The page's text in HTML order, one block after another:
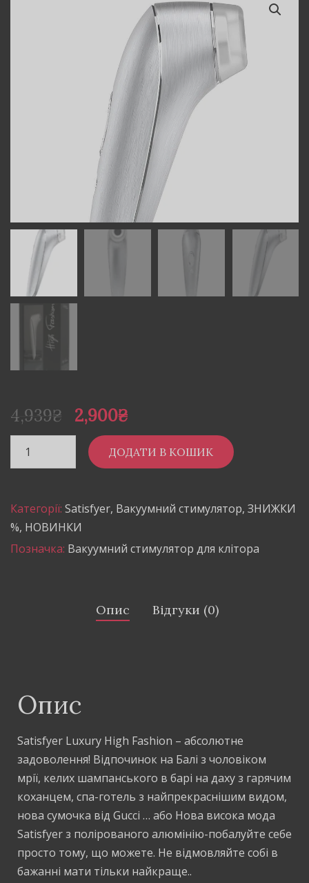
4,939₴ 2,900₴
ДОДАТИ В КОШИК
Категорії: Satisfyer, Вакуумний стимулятор, ЗНИЖКИ
%, НОВИНКИ
Позначка: Вакуумний стимулятор для клітора
Опис Відгуки (0)
Опис
Satisfyer Luxury High Fashion – абсолютне
задоволення! Відпочинок на Балі з чоловіком
мрії, келих шампанського в барі на даху з гарячим
коханцем, спа-готель з найпрекраснішим видом,
нова сумочка від Gucci … або Нова висока мода
Satisfyer з полірованого алюмінію-побалуйте себе
просто тому, що можете. Не відмовляйте собі в
бажанні мати тільки найкраще..